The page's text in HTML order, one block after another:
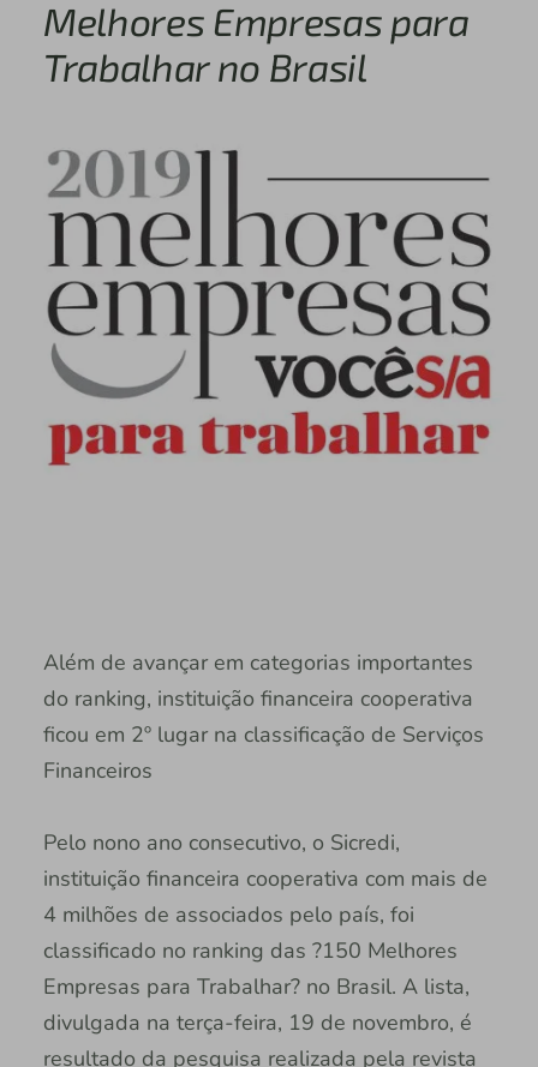
Melhores Empresas para
Trabalhar no Brasil
Além de avançar em categorias importantes
do ranking, instituição financeira cooperativa
ficou em 2º lugar na classificação de Serviços
Financeiros
Pelo nono ano consecutivo, o Sicredi,
instituição financeira cooperativa com mais de
4 milhões de associados pelo país, foi
classificado no ranking das ?150 Melhores
Empresas para Trabalhar? no Brasil. A lista,
divulgada na terça-feira, 19 de novembro, é
resultado da pesquisa realizada pela revista